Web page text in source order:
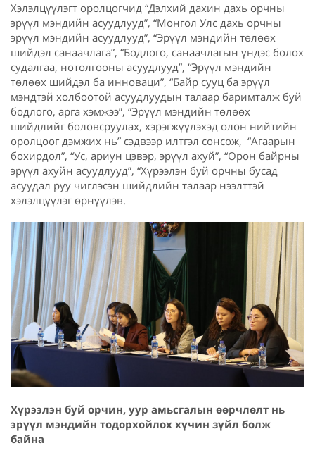
Хэлэлцүүлэгт оролцогчид “Дэлхий дахин дахь орчны
эрүүл мэндийн асуудлууд”, “Монгол Улс дахь орчны
эрүүл мэндийн асуудлууд”, “Эрүүл мэндийн төлөөх
шийдэл санаачлага”, “Бодлого, санаачлагын үндэс болох
судалгаа, нотолгооны асуудлууд”, “Эрүүл мэндийн
төлөөх шийдэл ба инноваци”, “Байр сууц ба эрүүл
мэндтэй холбоотой асуудлуудын талаар баримталж буй
бодлого, арга хэмжээ”, “Эрүүл мэндийн төлөөх
шийдлийг боловсруулах, хэрэгжүүлэхэд олон нийтийн
оролцоог дэмжих нь” сэдвээр илтгэл сонсож, “Агаарын
бохирдол”, “Ус, ариун цэвэр, эрүүл ахуй”, “Орон байрны
эрүүл ахуйн асуудлууд”, “Хүрээлэн буй орчны бусад
асуудал руу чиглэсэн шийдлийн талаар нээлттэй
хэлэлцүүлэг өрнүүлэв.
Хүрээлэн буй орчин, уур амьсгалын өөрчлөлт нь
эрүүл мэндийн тодорхойлох хүчин зүйл болж
байна